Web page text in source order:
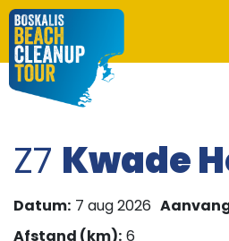
Z7 Kwade
Datum: 7 aug 2026
Afstand (km): 6